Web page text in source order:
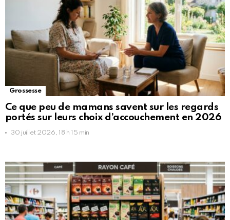
Grossesse
Ce que peu de mamans savent sur les regards
portés sur leurs choix d’accouchement en 2026
30 juillet 2026, 18 h 15 min